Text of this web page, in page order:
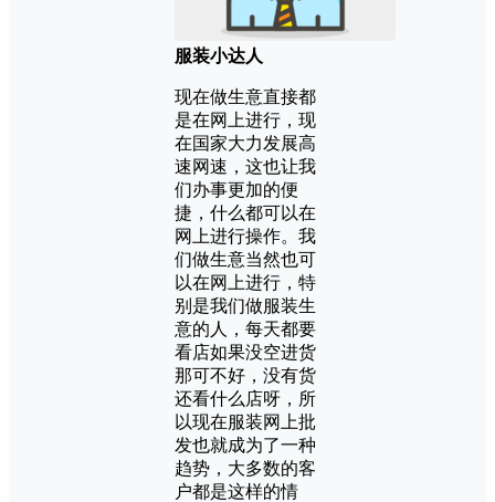
服装小达人
现在做生意直接都
是在网上进行，现
在国家大力发展高
速网速，这也让我
们办事更加的便
捷，什么都可以在
网上进行操作。我
们做生意当然也可
以在网上进行，特
别是我们做服装生
意的人，每天都要
看店如果没空进货
那可不好，没有货
还看什么店呀，所
以现在服装网上批
发也就成为了一种
趋势，大多数的客
户都是这样的情